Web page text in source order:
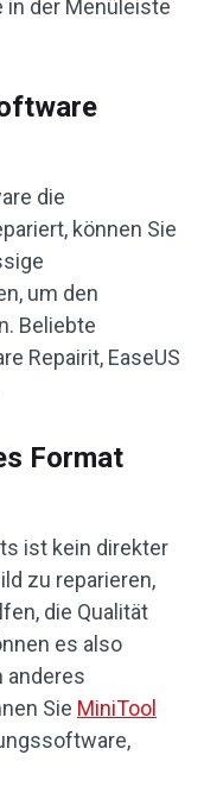
in der Menüleiste
die
können Sie
um den
Beliebte
Repairit, EaseUS
Format
ist kein direkter
zu reparieren,
die Qualität
es also
anderes
Sie MiniTool